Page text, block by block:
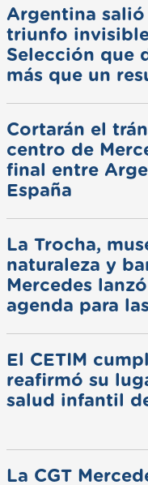
Argentina salió
triunfo
Selección que
más que un
Cortarán el
centro de
final entre
España
La Trocha,
naturaleza y
Mercedes
agenda para
El CETIM
reafirmó su
salud infantil
La CGT